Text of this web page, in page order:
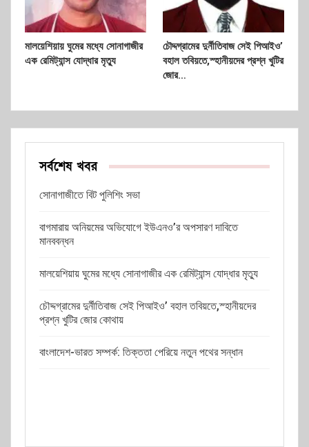
মালয়েশিয়ায় ঘুমের মধ্যে সোনাগাজীর
এক রেমিট্যান্স যোদ্ধার মৃত্যু
চৌদ্দগ্রামের দুর্নীতিবাজ সেই পিআইও’
বহাল তবিয়তে,স্হানীয়দের প্রশ্ন খুটির
জোর…
সর্বশেষ খবর
সোনাগাজীতে বিট পুলিশিং সভা
বাগমারায় অনিয়মের অভিযোগে ইউএনও’র অপসারণ দাবিতে
মানববন্ধন
মালয়েশিয়ায় ঘুমের মধ্যে সোনাগাজীর এক রেমিট্যান্স যোদ্ধার মৃত্যু
চৌদ্দগ্রামের দুর্নীতিবাজ সেই পিআইও’ বহাল তবিয়তে,স্হানীয়দের
প্রশ্ন খুটির জোর কোথায়
বাংলাদেশ-ভারত সম্পর্ক: তিক্ততা পেরিয়ে নতুন পথের সন্ধান